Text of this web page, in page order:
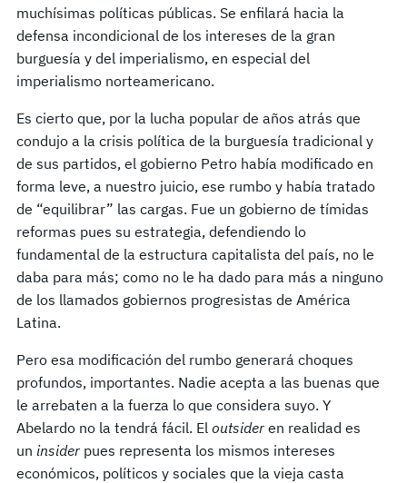
muchísimas políticas públicas. Se enfilará hacia la
defensa incondicional de los intereses de la gran
burguesía y del imperialismo, en especial del
imperialismo norteamericano.
Es cierto que, por la lucha popular de años atrás que
condujo a la crisis política de la burguesía tradicional y
de sus partidos, el gobierno Petro había modificado en
forma leve, a nuestro juicio, ese rumbo y había tratado
de “equilibrar” las cargas. Fue un gobierno de tímidas
reformas pues su estrategia, defendiendo lo
fundamental de la estructura capitalista del país, no le
daba para más; como no le ha dado para más a ninguno
de los llamados gobiernos progresistas de América
Latina.
Pero esa modificación del rumbo generará choques
profundos, importantes. Nadie acepta a las buenas que
le arrebaten a la fuerza lo que considera suyo. Y
Abelardo no la tendrá fácil. El outsider en realidad es
un insider pues representa los mismos intereses
económicos, políticos y sociales que la vieja casta